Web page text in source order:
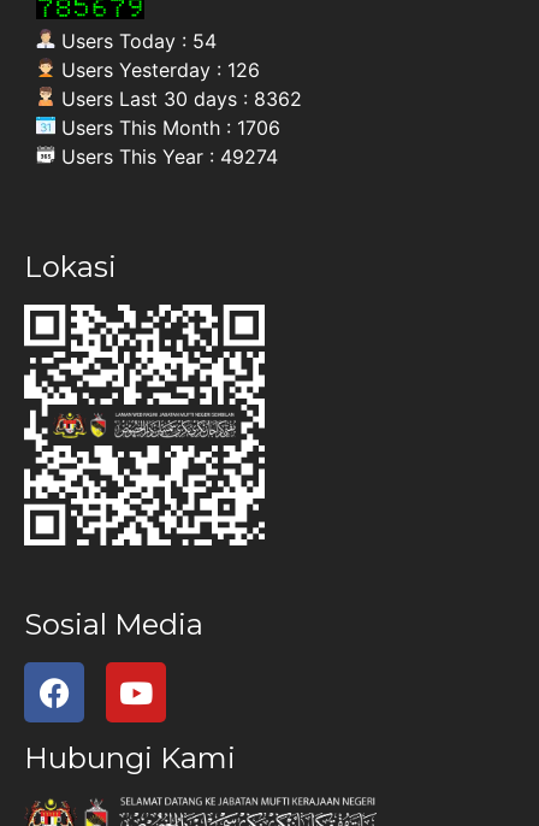
Users Today : 54
Users Yesterday : 126
Users Last 30 days : 8362
Users This Month : 1706
Users This Year : 49274
Lokasi
Sosial Media
Hubungi Kami